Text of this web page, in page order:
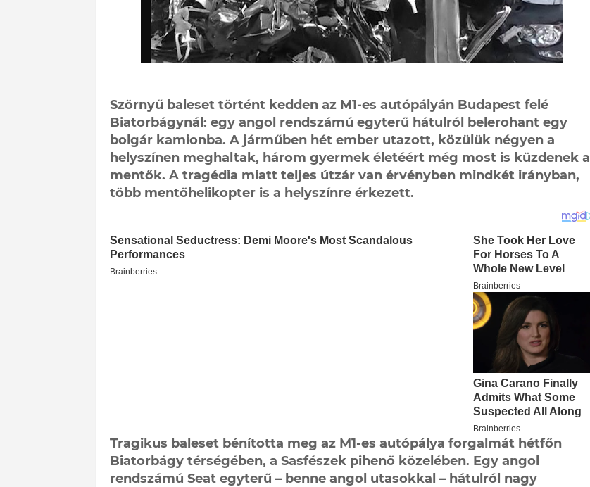
Szörnyű baleset történt kedden az M1-es autópályán Budapest felé
Biatorbágynál: egy angol rendszámú egyterű hátulról belerohant egy
bolgár kamionba. A járműben hét ember utazott, közülük négyen a
helyszínen meghaltak, három gyermek életéért még most is küzdenek a
mentők. A tragédia miatt teljes útzár van érvényben mindkét irányban,
több mentőhelikopter is a helyszínre érkezett.
Tragikus baleset bénította meg az M1-es autópálya forgalmát hétfőn
Biatorbágy térségében, a Sasfészek pihenő közelében. Egy angol
rendszámú Seat egyterű – benne angol utasokkal – hátulról nagy